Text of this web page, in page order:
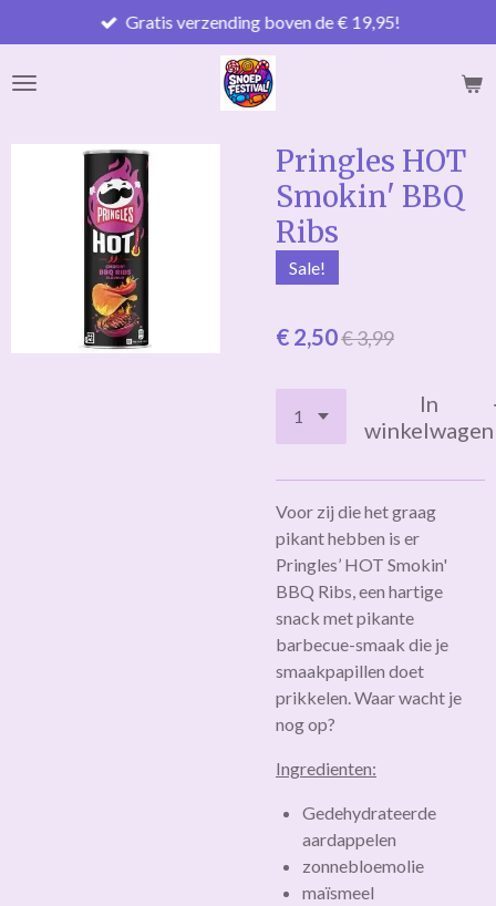
direct
naar
Gratis verzending boven de € 19,95!
Pringles HOT
Smokin' BBQ
Ribs
Sale!
€ 2,50€ 3,99
In
winkelwagen
Voor zij die het graag
pikant hebben is er
Pringles’ HOT Smokin'
BBQ Ribs, een hartige
snack met pikante
barbecue-smaak die je
smaakpapillen doet
prikkelen. Waar wacht je
nog op?
Ingredienten:
Gedehydrateerde
aardappelen
zonnebloemolie
maïsmeel